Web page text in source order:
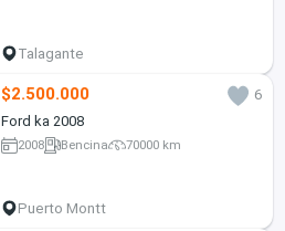
Talagante
$2.500.000
6
Ford ka 2008
2008 Bencina 70000 km
Puerto Montt